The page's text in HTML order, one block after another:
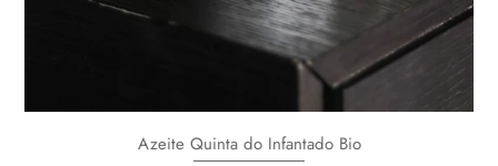
Azeite Quinta do Infantado Bio